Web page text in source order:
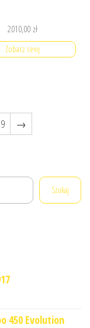
2010,00 zł
Zobacz cenę
9 →
Szukaj
450 Evolution